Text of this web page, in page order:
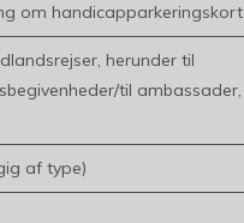
om handicapparkeringskort
herunder til
til
af type)